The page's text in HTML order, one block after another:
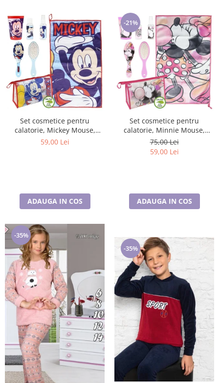
Set cosmetice pentru
calatorie, Mickey Mouse,
Disney
59,00 Lei
ADAUGA IN COS
-21%
Set cosmetice pentru
calatorie, Minnie Mouse,
Disney
75,00 Lei
59,00 Lei
ADAUGA IN COS
-35%
-35%